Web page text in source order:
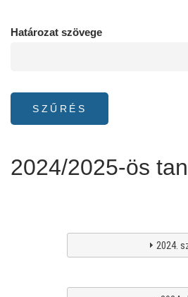
Határozat szövege
2024/2025-ös
2024.